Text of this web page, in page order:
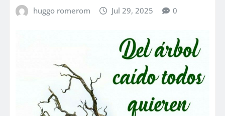
huggo romerom Jul 29, 2025 0